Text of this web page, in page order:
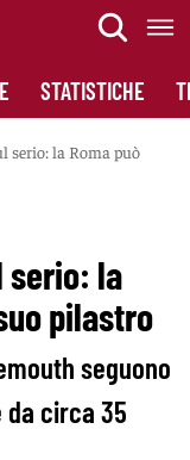
STATISTICHE
serio: la Roma può
serio: la
pilastro
seguono
circa 35